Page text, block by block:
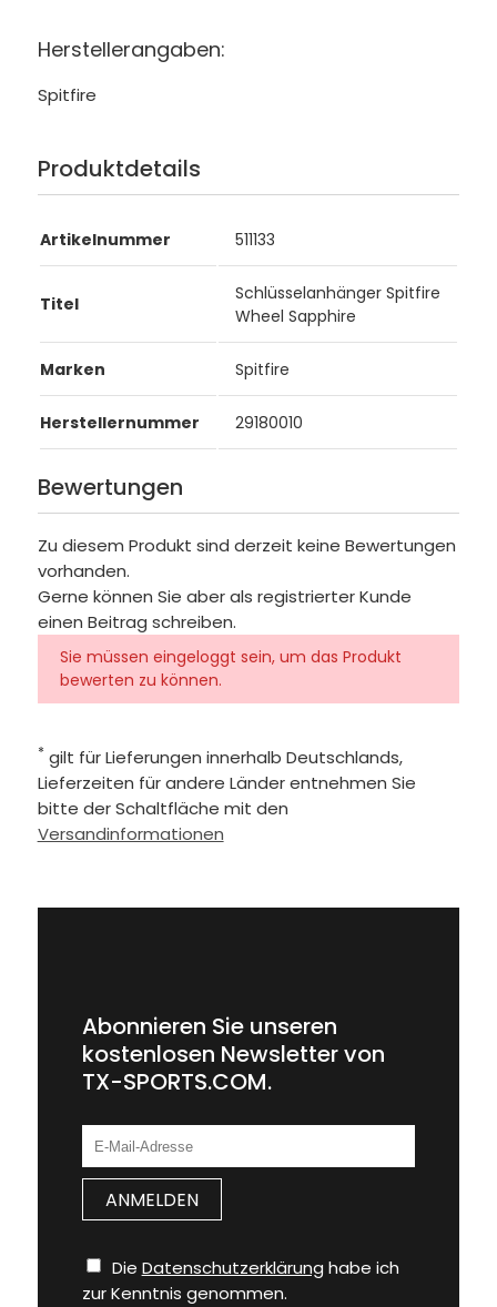
Herstellerangaben:
Spitfire
Produktdetails
Artikelnummer 511133
Titel
Schlüsselanhänger Spitfire
Wheel Sapphire
Marken Spitfire
Herstellernummer 29180010
Bewertungen
Zu diesem Produkt sind derzeit keine Bewertungen
vorhanden.
Gerne können Sie aber als registrierter Kunde
einen Beitrag schreiben.
Sie müssen eingeloggt sein, um das Produkt
bewerten zu können.
* gilt für Lieferungen innerhalb Deutschlands,
Lieferzeiten für andere Länder entnehmen Sie
bitte der Schaltfläche mit den
Versandinformationen
Abonnieren Sie unseren
kostenlosen Newsletter von
TX-SPORTS.COM.
Die Datenschutzerklärung habe ich
zur Kenntnis genommen.